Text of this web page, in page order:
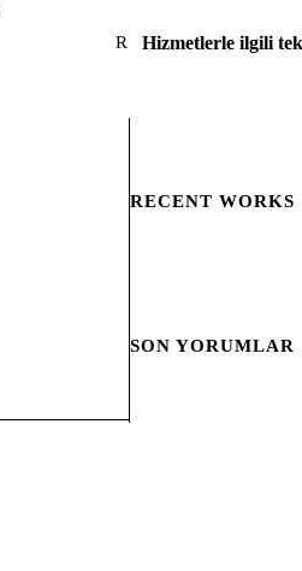
Hizmetlerle ilgili
RECENT WORKS
SON YORUMLAR